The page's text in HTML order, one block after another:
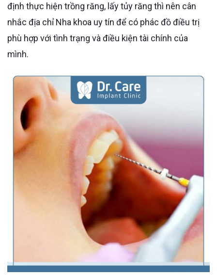
định thực hiện trồng răng, lấy tủy răng thì nên cân
nhắc địa chỉ Nha khoa uy tín để có phác đồ điều trị
phù hợp với tình trạng và điều kiện tài chính của
mình.